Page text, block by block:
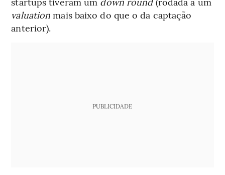
valuationmais baixo do que o da captação
anterior).
PUBLICIDADE